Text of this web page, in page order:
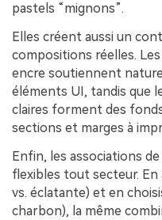
pastels “mignons”.
Elles créent aussi un
compositions réelles.
encre soutiennent
éléments UI, tandis que
claires forment des
sections et marges à
Enfin, les associations
flexibles tout secteur.
vs. éclatante) et en
charbon), la même